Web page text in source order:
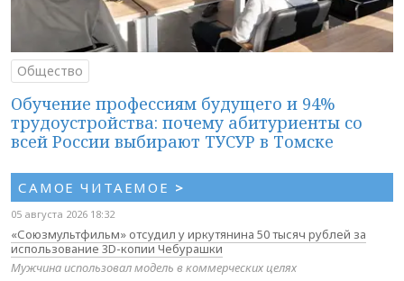
Общество
Обучение профессиям будущего и 94%
трудоустройства: почему абитуриенты со
всей России выбирают ТУСУР в Томске
САМОЕ ЧИТАЕМОЕ >
05 августа 2026 18:32
«Союзмультфильм» отсудил у иркутянина 50 тысяч рублей за
использование 3D-копии Чебурашки
Мужчина использовал модель в коммерческих целях